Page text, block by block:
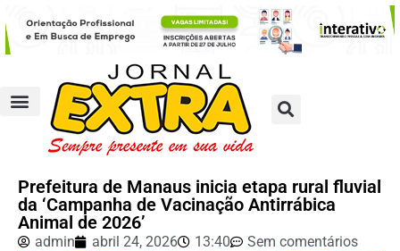
Prefeitura de Manaus inicia etapa rural fluvial
da ‘Campanha de Vacinação Antirrábica
Animal de 2026’
admin abril 24, 2026 13:40 Sem comentários